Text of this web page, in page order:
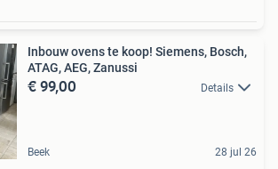
Inbouw ovens te koop! Siemens, Bosch,
ATAG, AEG, Zanussi
€ 99,00 Details
Beek 28 jul 26